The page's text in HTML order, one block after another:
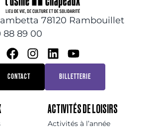
78120 Rambouillet
88 89 00
CONTACT BILLETTERIE
ACTIVITÉS DE LOISIRS
Activités à l’année